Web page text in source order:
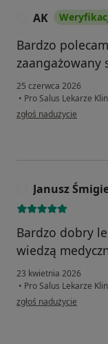
AK
Bardzo
zaangażowany
25 czerwca 2026
• Pro Salus Lekarze
w opinii użytkownika AK
zgłoś nadużycie
Janusz
Bardzo dobry
wiedzą
23 kwietnia 2026
• Pro Salus Lekarze
w opinii użytkownika
zgłoś nadużycie